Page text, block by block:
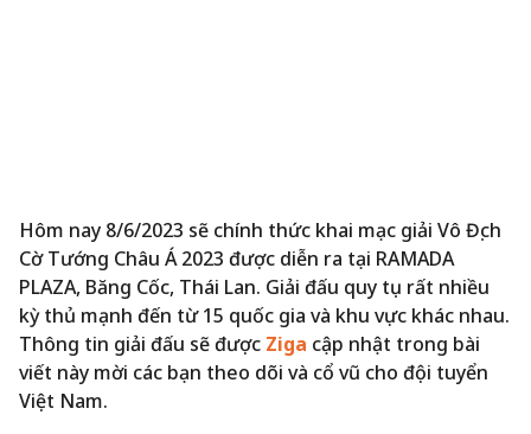
Hôm nay 8/6/2023 sẽ chính thức khai mạc giải Vô Địch
Cờ Tướng Châu Á 2023 được diễn ra tại RAMADA
PLAZA, Băng Cốc, Thái Lan. Giải đấu quy tụ rất nhiều
kỳ thủ mạnh đến từ 15 quốc gia và khu vực khác nhau.
Thông tin giải đấu sẽ được Ziga cập nhật trong bài
viết này mời các bạn theo dõi và cổ vũ cho đội tuyển
Việt Nam.